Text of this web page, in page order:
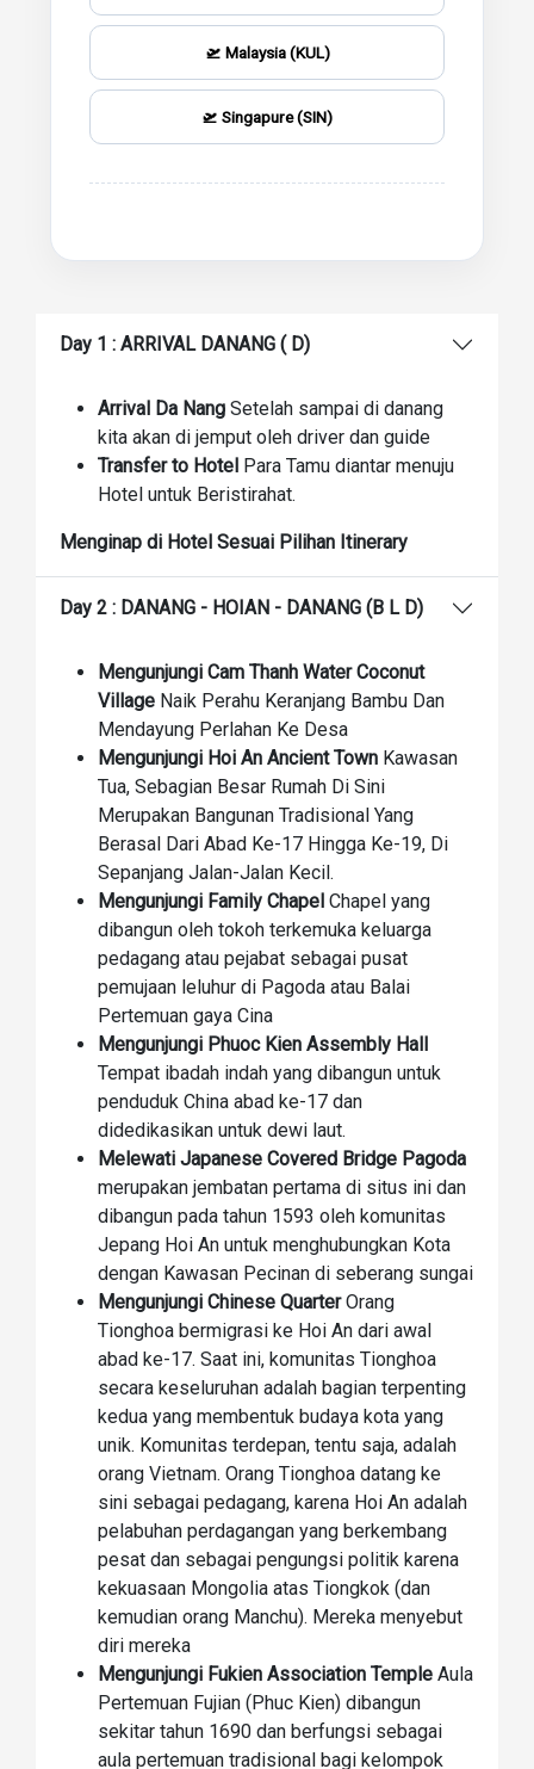
🛫 Malaysia (KUL)
🛫 Singapure (SIN)
Day 1 : ARRIVAL DANANG ( D)
Arrival Da Nang Setelah sampai di danang
kita akan di jemput oleh driver dan guide
Transfer to Hotel Para Tamu diantar menuju
Hotel untuk Beristirahat.
Menginap di Hotel Sesuai Pilihan Itinerary
Day 2 : DANANG - HOIAN - DANANG (B L D)
Mengunjungi Cam Thanh Water Coconut
Village Naik Perahu Keranjang Bambu Dan
Mendayung Perlahan Ke Desa
Mengunjungi Hoi An Ancient Town Kawasan
Tua, Sebagian Besar Rumah Di Sini
Merupakan Bangunan Tradisional Yang
Berasal Dari Abad Ke-17 Hingga Ke-19, Di
Sepanjang Jalan-Jalan Kecil.
Mengunjungi Family Chapel Chapel yang
dibangun oleh tokoh terkemuka keluarga
pedagang atau pejabat sebagai pusat
pemujaan leluhur di Pagoda atau Balai
Pertemuan gaya Cina
Mengunjungi Phuoc Kien Assembly Hall
Tempat ibadah indah yang dibangun untuk
penduduk China abad ke-17 dan
didedikasikan untuk dewi laut.
Melewati Japanese Covered Bridge Pagoda
merupakan jembatan pertama di situs ini dan
dibangun pada tahun 1593 oleh komunitas
Jepang Hoi An untuk menghubungkan Kota
dengan Kawasan Pecinan di seberang sungai
Mengunjungi Chinese QuarterOrang
Tionghoa bermigrasi ke Hoi An dari awal
abad ke-17. Saat ini, komunitas Tionghoa
secara keseluruhan adalah bagian terpenting
kedua yang membentuk budaya kota yang
unik. Komunitas terdepan, tentu saja, adalah
orang Vietnam. Orang Tionghoa datang ke
sini sebagai pedagang, karena Hoi An adalah
pelabuhan perdagangan yang berkembang
pesat dan sebagai pengungsi politik karena
kekuasaan Mongolia atas Tiongkok (dan
kemudian orang Manchu). Mereka menyebut
diri mereka
Mengunjungi Fukien Association Temple Aula
Pertemuan Fujian (Phuc Kien) dibangun
sekitar tahun 1690 dan berfungsi sebagai
aula pertemuan tradisional bagi kelompok